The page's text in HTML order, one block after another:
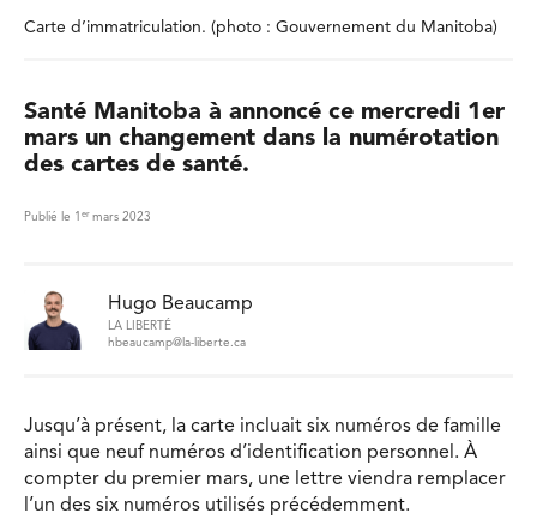
Carte d’immatriculation. (photo : Gouvernement du Manitoba)
Santé Manitoba à annoncé ce mercredi 1er
mars un changement dans la numérotation
des cartes de santé.
Publié le 1 er mars 2023
Hugo Beaucamp
LA LIBERTÉ
hbeaucamp@la-liberte.ca
Jusqu’à présent, la carte incluait six numéros de famille
ainsi que neuf numéros d’identification personnel. À
compter du premier mars, une lettre viendra remplacer
l’un des six numéros utilisés précédemment.